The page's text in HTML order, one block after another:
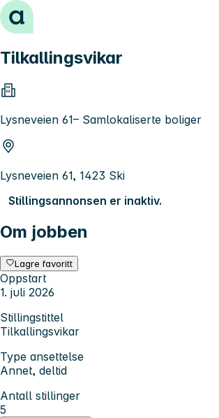
Hopp til innhold
Tilkallingsvikar
Lysneveien 61– Samlokaliserte boliger
Lysneveien 61, 1423 Ski
Stillingsannonsen er inaktiv.
Om jobben
Lagre favoritt
Oppstart
1. juli 2026
Stillingstittel
Tilkallingsvikar
Type ansettelse
Annet, deltid
Antall stillinger
5